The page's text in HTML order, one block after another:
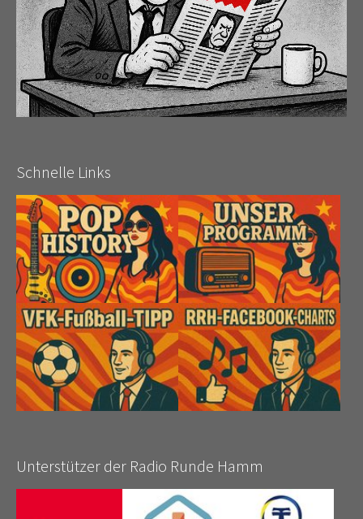
Schnelle Links
Unterstützer der Radio Runde Hamm